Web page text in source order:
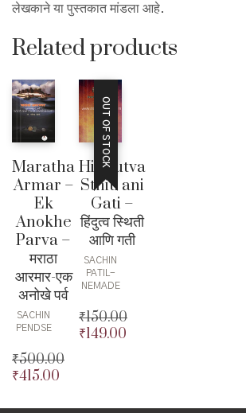
लेखकाने या पुस्तकात मांडला आहे.
Related products
Maratha
Armar –
Ek
Anokhe
Parva –
मराठा
आरमार-एक
अनोखे पर्व
SACHIN
PENDSE
₹500.00
Original
was:
₹415.00
price
OUT OF STOCK
Hindutva
Sthiti ani
Gati –
हिंदुत्व स्थिती
आणि गती
SACHIN
PATIL-
NEMADE
₹150.00
Original
₹149.00